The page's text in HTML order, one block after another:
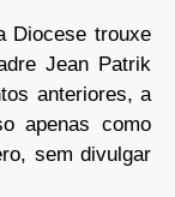
Diocese trouxe
Jean Patrik
anteriores, a
apenas como
sem divulgar